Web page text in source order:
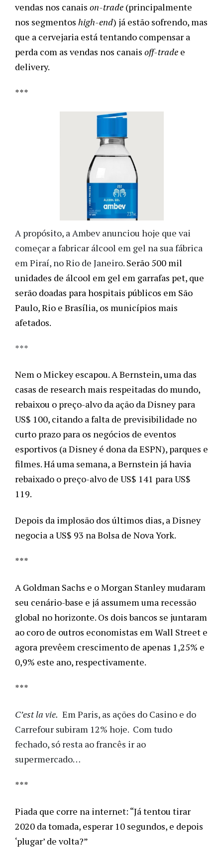
vendas nos canais on-trade (principalmente
nos segmentos high-end) já estão sofrendo, mas
que a cervejaria está tentando compensar a
perda com as vendas nos canais off-trade e
delivery.
***
A propósito, a Ambev anunciou hoje que vai
começar a fabricar álcool em gel na sua fábrica
em Piraí, no Rio de Janeiro. Serão 500 mil
unidades de álcool em gel em garrafas pet, que
serão doadas para hospitais públicos em São
Paulo, Rio e Brasília, os municípios mais
afetados.
***
Nem o Mickey escapou. A Bernstein, uma das
casas de research mais respeitadas do mundo,
rebaixou o preço-alvo da ação da Disney para
US$ 100, citando a falta de previsibilidade no
curto prazo para os negócios de eventos
esportivos (a Disney é dona da ESPN), parques e
filmes. Há uma semana, a Bernstein já havia
rebaixado o preço-alvo de US$ 141 para US$
119.
Depois da implosão dos últimos dias, a Disney
negocia a US$ 93 na Bolsa de Nova York.
***
A Goldman Sachs e o Morgan Stanley mudaram
seu cenário-base e já assumem uma recessão
global no horizonte. Os dois bancos se juntaram
ao coro de outros economistas em Wall Street e
agora prevêem crescimento de apenas 1,25% e
0,9% este ano, respectivamente.
***
C’est la vie. Em Paris, as ações do Casino e do
Carrefour subiram 12% hoje. Com tudo
fechado, só resta ao francês ir ao
supermercado…
***
Piada que corre na internet: “Já tentou tirar
2020 da tomada, esperar 10 segundos, e depois
‘plugar’ de volta?”